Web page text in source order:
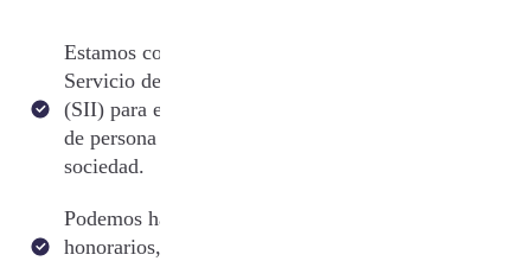
Estamos conectados con el
Servicio de Impuestos Internos
(SII) para emitir boletas a nombre
de persona natural o de tu
sociedad.
Podemos hacer: boletas de
honorarios, boletas exentas y